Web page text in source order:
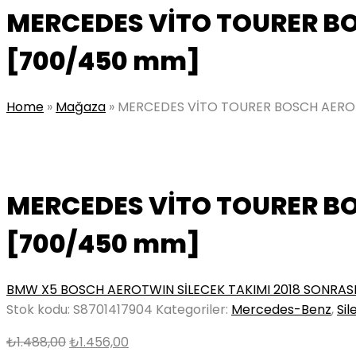
MERCEDES VİTO TOURER
[700/450 mm]
Home » Mağaza » MERCEDES VİTO TOURER BOSCH
MERCEDES VİTO TOURER
[700/450 mm]
BMW X5 BOSCH AEROTWIN SİLECEK TAKIMI 2018
Stok kodu: S8701417904 Kategoriler: Mercedes-Benz,
₺1.488,00Orijinal
₺1.456,00